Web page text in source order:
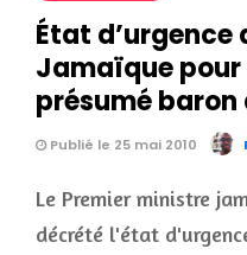
État d’urgence
Jamaïque
présumé baron
Publié le 25 mai 2010
Le Premier ministre
décrété l'état